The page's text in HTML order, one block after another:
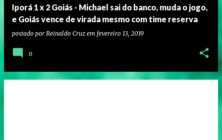
Iporá 1 x 2 Goiás - Michael sai do banco, muda o jogo,
e Goiás vence de virada mesmo com time reserva
postado por Reinaldo Cruz em fevereiro 13, 2019
0